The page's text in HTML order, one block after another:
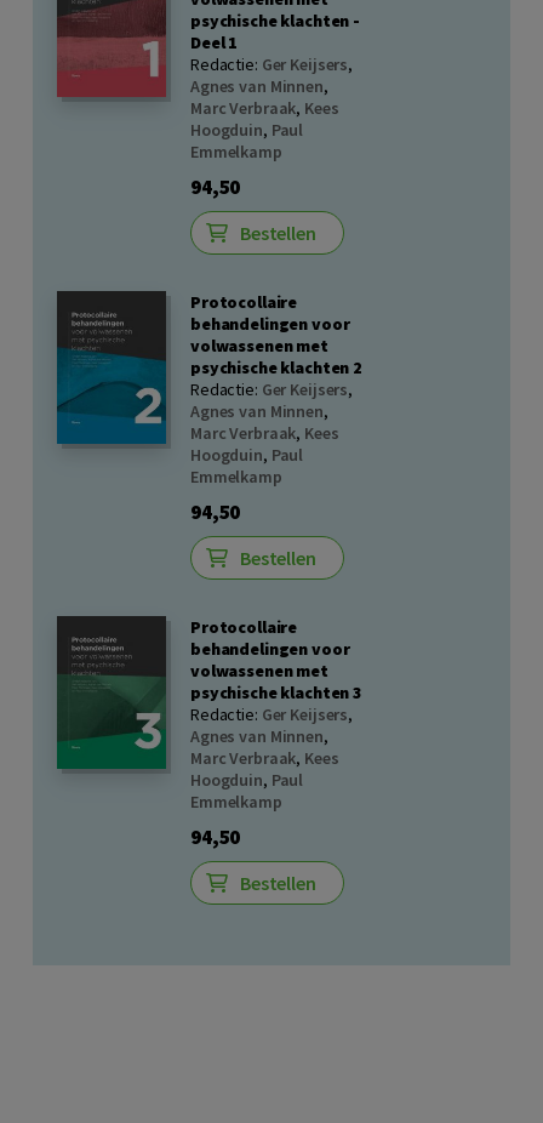
psychische klachten -
Deel 1
Redactie: Ger Keijsers,
Agnes van Minnen,
Marc Verbraak, Kees
Hoogduin, Paul
Emmelkamp
94,50
Bestellen
Protocollaire
behandelingen voor
volwassenen met
psychische klachten 2
Redactie: Ger Keijsers,
Agnes van Minnen,
Marc Verbraak, Kees
Hoogduin, Paul
Emmelkamp
94,50
Bestellen
Protocollaire
behandelingen voor
volwassenen met
psychische klachten 3
Redactie: Ger Keijsers,
Agnes van Minnen,
Marc Verbraak, Kees
Hoogduin, Paul
Emmelkamp
94,50
Bestellen